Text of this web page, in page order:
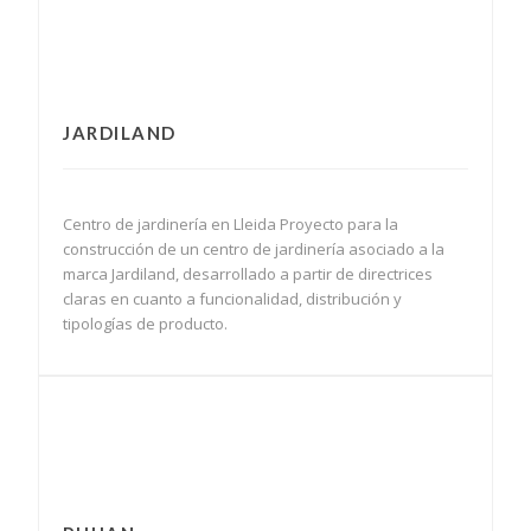
JARDILAND
Centro de jardinería en Lleida Proyecto para la
construcción de un centro de jardinería asociado a la
marca Jardiland, desarrollado a partir de directrices
claras en cuanto a funcionalidad, distribución y
tipologías de producto.